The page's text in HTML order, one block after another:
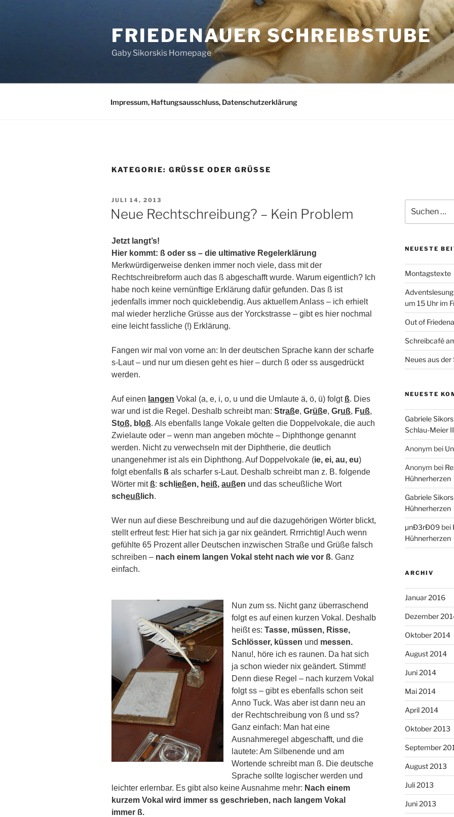
FRIEDENAUER SCHREIBSTUBE
Gaby Sikorskis Homepage
Impressum, Haftungsausschluss, Datenschutzerklärung
KATEGORIE: GRÜSSE ODER GRÜSSE
VERÖFFENTLICHT
AM
JULI 14, 2013
Neue Rechtschreibung? – Kein Problem
Jetzt langt’s!
Hier kommt: ß oder ss – die ultimative Regelerklärung
Merkwürdigerweise denken immer noch viele, dass mit der
Rechtschreibreform auch das ß abgeschafft wurde. Warum eigentlich? Ich
habe noch keine vernünftige Erklärung dafür gefunden. Das ß ist
jedenfalls immer noch quicklebendig. Aus aktuellem Anlass – ich erhielt
mal wieder herzliche Grüsse aus der Yorckstrasse – gibt es hier nochmal
eine leicht fassliche (!) Erklärung.
Fangen wir mal von vorne an: In der deutschen Sprache kann der scharfe
s-Laut – und nur um diesen geht es hier – durch ß oder ss ausgedrückt
werden.
Auf einen langen Vokal (a, e, i, o, u und die Umlaute ä, ö, ü) folgt ß. Dies
war und ist die Regel. Deshalb schreibt man: Straße, Grüße, Gruß, Fuß,
Stoß, bl oß. Als ebenfalls lange Vokale gelten die Doppelvokale, die auch
Zwielaute oder – wenn man angeben möchte – Diphthonge genannt
werden. Nicht zu verwechseln mit der Diphtherie, die deutlich
unangenehmer ist als ein Diphthong. Auf Doppelvokale (ie, ei, au, eu)
folgt ebenfalls ß als scharfer s-Laut. Deshalb schreibt man z. B. folgende
Wörter mit ß: schl ießen, heiß, außen und das scheußliche Wort
scheuß lich.
Wer nun auf diese Beschreibung und auf die dazugehörigen Wörter blickt,
stellt erfreut fest: Hier hat sich ja gar nix geändert. Rrrrichtig! Auch wenn
gefühlte 65 Prozent aller Deutschen inzwischen Straße und Grüße falsch
schreiben – nach einem langen Vokal steht nach wie vor ß. Ganz
einfach.
Nun zum ss. Nicht ganz überraschend
folgt es auf einen kurzen Vokal. Deshalb
heißt es: Tasse, müssen, Risse,
Schlösser, küssen und messen.
Nanu!, höre ich es raunen. Da hat sich
ja schon wieder nix geändert. Stimmt!
Denn diese Regel – nach kurzem Vokal
folgt ss – gibt es ebenfalls schon seit
Anno Tuck. Was aber ist dann neu an
der Rechtschreibung von ß und ss?
Ganz einfach: Man hat eine
Ausnahmeregel abgeschafft, und die
lautete: Am Silbenende und am
Wortende schreibt man ß. Die deutsche
Sprache sollte logischer werden und
leichter erlernbar. Es gibt also keine Ausnahme mehr: Nach einem
kurzem Vokal wird immer ss geschrieben, nach langem Vokal
immer ß.
nach:
NEUESTE
Montagstexte
um 15 Uhr im
Out of
Schreibcafé
Neues aus
NEUESTE
Gabriele
Schlau-Meier II
Anonym bei
Anonym bei
Hühnerherzen
Gabriele
Hühnerherzen
µnÐ3rÐ09bei
Hühnerherzen
ARCHIV
Januar 2016
Dezember
Oktober 2014
August 2014
Juni 2014
Mai 2014
April 2014
Oktober 2013
September
August 2013
Juli 2013
Juni 2013